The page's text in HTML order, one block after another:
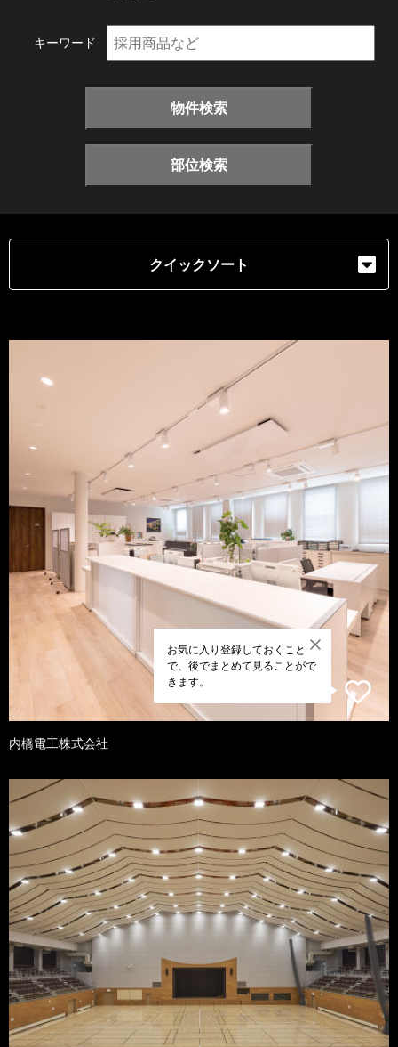
キーワード
物件検索
部位検索
クイックソート
お気に入り登録しておくこと
で、後でまとめて見ることがで
きます。
内橋電工株式会社